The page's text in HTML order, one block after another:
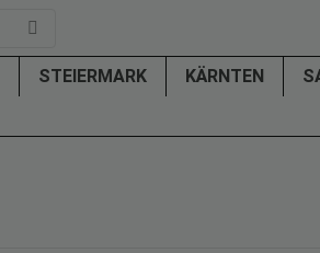
STEIERMARK KÄRNTEN